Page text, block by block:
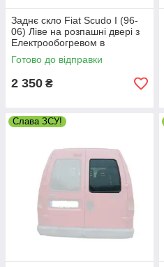
Заднє скло Fiat Scudo I (96-
06) Ліве на розпашні двері з
Електрообогревом в
уплотнитель (Фіат Скудо I)
Готово до відправки
2 350 ₴
Слава ЗСУ!